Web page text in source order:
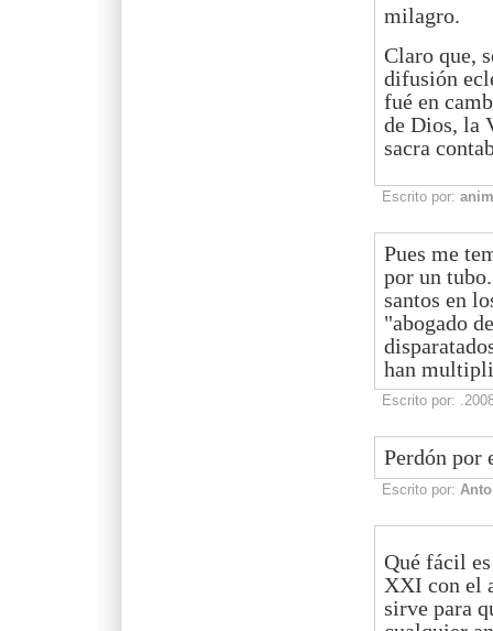
milagro.
Claro que,
difusión
fué en
de Dios, la
sacra
Escrito por: anim
Pues me
por un
santos en
"abogado
han
Escrito por:
Perdón por
Escrito por:
Qué fácil
XXI con el
sirve para